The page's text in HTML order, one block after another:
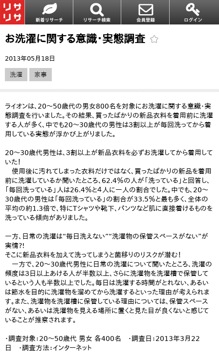
お洗濯に関する意識・実態調査
2013年05月18日
洗濯 家事
ライオンは、20～50歳代の男女800名を対象にお洗濯に関する意識・実
態調査を行いました。その結果、買ったばかりの新品衣料を着用前に洗濯
する人が多く、中でも20～30歳代の男性は３割以上が毎回洗ってから着
用している実態が浮かび上がりました。
20～30歳代男性は、３割以上が新品衣料を必ずお洗濯してから着用して
いた！
使用後に汚れてしまった衣料だけではなく、買ったばかりの新品を着用
前に洗濯しているか聞いたところ、62.4％の人が「洗っている」と回答し、
「毎回洗っている」人は26.4％と４人に一人の割合でした。中でも、20～
30歳代の男性は「毎回洗っている」の割合が33.5％と最も多く、全体の
平均の約1.3倍で、特にTシャツや靴下、パンツなど肌に直接着けるものを
洗っている傾向がありました。
一方､日常の洗濯は“毎日洗えない”“洗濯物の保管スペースがない”が
実情?!
そこに新品衣料を加えて洗ってしまうと菌移りのリスクが潜む！
一方で、20～30歳代男性に日常の洗濯について聞いたところ、洗濯の
頻度は３日以上あける人が半数以上、さらに洗濯物を洗濯槽で保管して
いるという人も半数以上でした。毎日は洗濯する時間がとれない、あるい
は節水を目的に洗濯物を溜めてから洗濯するといった理由が考えられま
す。また、洗濯物を洗濯槽に保管している理由については、保管スペース
がない、あるいは洗濯物を見える場所に置くと見た目が良くないと感じて
いることが推察されます。
・調査対象：20～50歳代 男女 各400名 ・調査日：2013年3月22
日 ・調査方法：インターネット